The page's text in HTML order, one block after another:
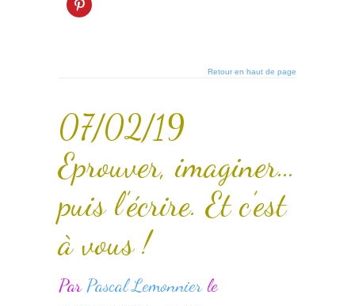
Retour en haut de page
07/02/19
Eprouver, imaginer…
puis l’écrire. Et c’est
à vous !
Par Pascal Lemonnierle